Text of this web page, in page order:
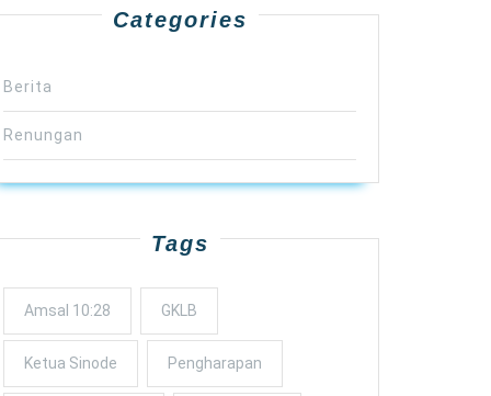
Categories
Berita
Renungan
Tags
Amsal 10:28 GKLB
Ketua Sinode Pengharapan